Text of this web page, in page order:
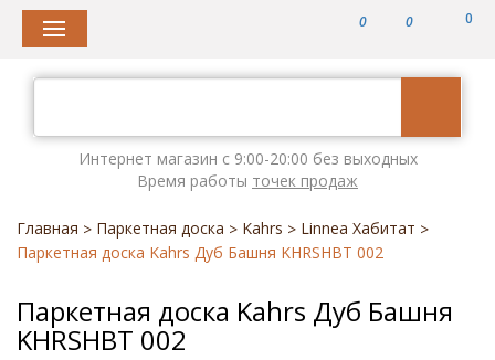
0 0 0
Интернет магазин с 9:00-20:00 без выходных
Время работы точек продаж
Главная > Паркетная доска > Kahrs > Linnea Хабитат >
Паркетная доска Kahrs Дуб Башня KHRSHBT 002
Паркетная доска Kahrs Дуб Башня
KHRSHBT 002